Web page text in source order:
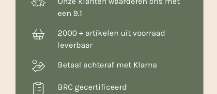
een 9.1
2000 + artikelen uit voorraad
leverbaar
Betaal achteraf met Klarna
BRC gecertificeerd